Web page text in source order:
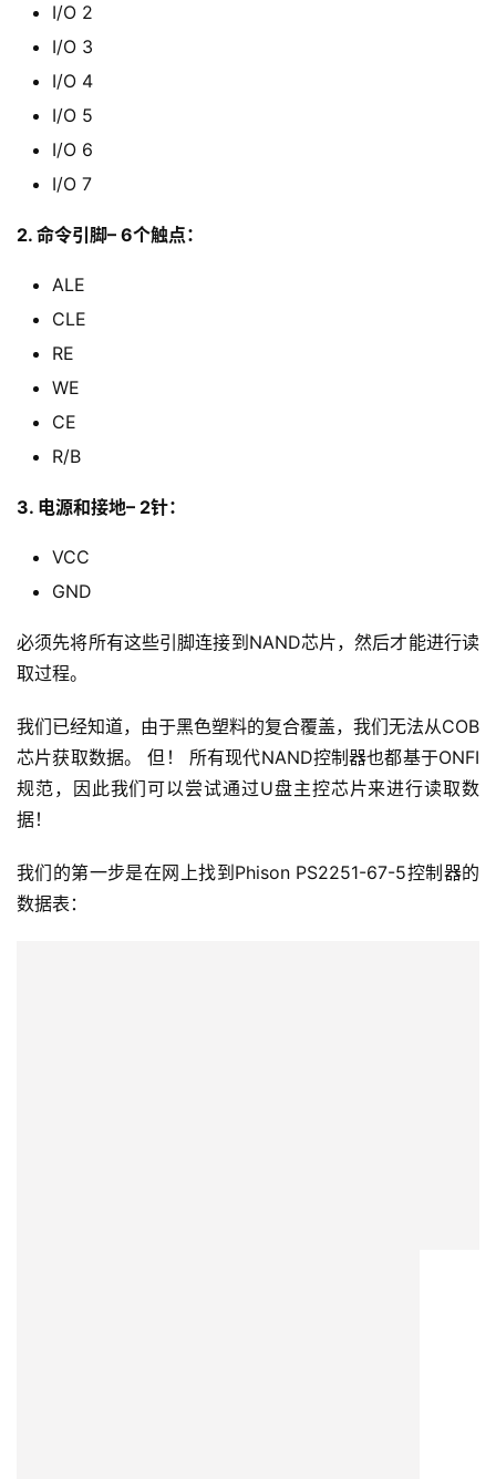
I/O 2
I/O 3
I/O 4
I/O 5
I/O 6
I/O 7
2. 命令引脚– 6个触点：
ALE
CLE
RE
WE
CE
R/B
3. 电源和接地– 2针：
VCC
GND
必须先将所有这些引脚连接到NAND芯片，然后才能进行读
取过程。
我们已经知道，由于黑色塑料的复合覆盖，我们无法从COB
芯片获取数据。 但！ 所有现代NAND控制器也都基于ONFI
规范，因此我们可以尝试通过U盘主控芯片来进行读取数
据！
我们的第一步是在网上找到Phison PS2251-67-5控制器的
数据表：